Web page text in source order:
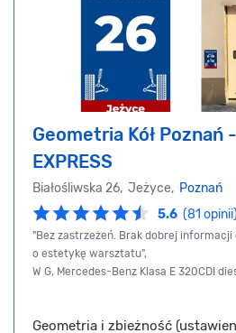
Geometria Kół Poznań -
EXPRESS
Białośliwska 26, Jeżyce, Poznań
5.6 (81 opinii)
"Bez zastrzeżeń. Brak dobrej informacji
o estetykę warsztatu",
W G, Mercedes-Benz Klasa E 320CDI
Geometria i zbieżność